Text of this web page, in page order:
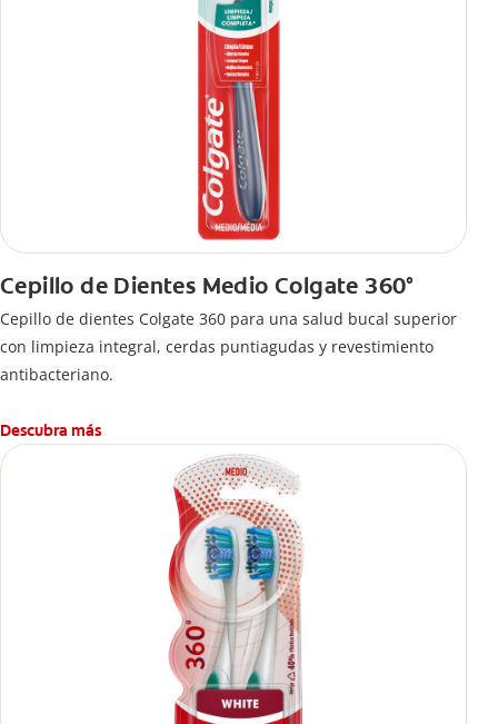
Cepillo de Dientes Medio Colgate 360°
Cepillo de dientes Colgate 360 ​​para una salud bucal superior
con limpieza integral, cerdas puntiagudas y revestimiento
antibacteriano.
Descubra más